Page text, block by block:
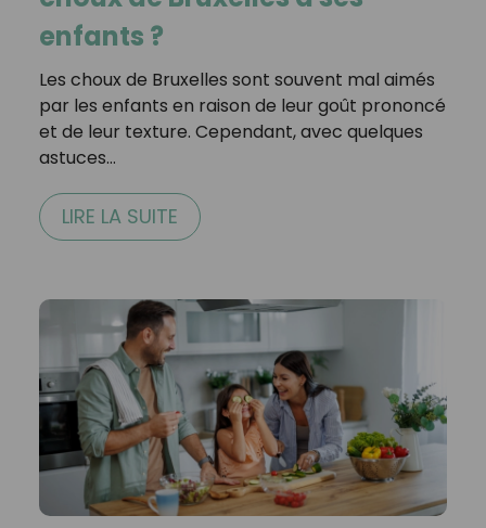
enfants ?
Les choux de Bruxelles sont souvent mal aimés
par les enfants en raison de leur goût prononcé
et de leur texture. Cependant, avec quelques
astuces…
LIRE LA SUITE